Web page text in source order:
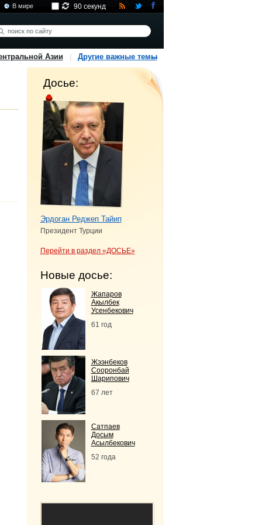
В мире 90 секунд
Азии Другие важные темы
Досье:
Эрдоган Реджеп Тайип
Президент Турции
Перейти в раздел «ДОСЬЕ»
Новые досье:
Жапаров
Акылбек
Усенбекович
61 год
Жээнбеков
Сооронбай
Шарипович
67 лет
Сатпаев
Досым
Асылбекович
52 года